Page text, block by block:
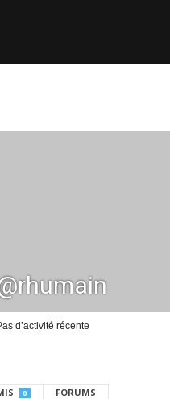
d’activité récente
0 FORUMS